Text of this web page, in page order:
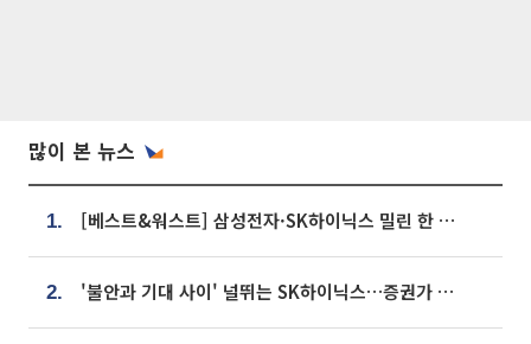
많이 본 뉴스
1. [베스트&워스트] 삼성전자·SK하이닉스 밀린 한 주…상상인증권은 85% 급등
2. '불안과 기대 사이' 널뛰는 SK하이닉스…증권가 "HBM4·LTA 기반 펀터멘털 견고"